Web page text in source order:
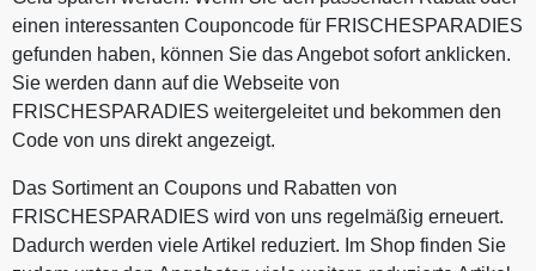
einen interessanten Couponcode für FRISCHESPARADIES
gefunden haben, können Sie das Angebot sofort anklicken.
Sie werden dann auf die Webseite von
FRISCHESPARADIES weitergeleitet und bekommen den
Code von uns direkt angezeigt.
Das Sortiment an Coupons und Rabatten von
FRISCHESPARADIES wird von uns regelmäßig erneuert.
Dadurch werden viele Artikel reduziert. Im Shop finden Sie